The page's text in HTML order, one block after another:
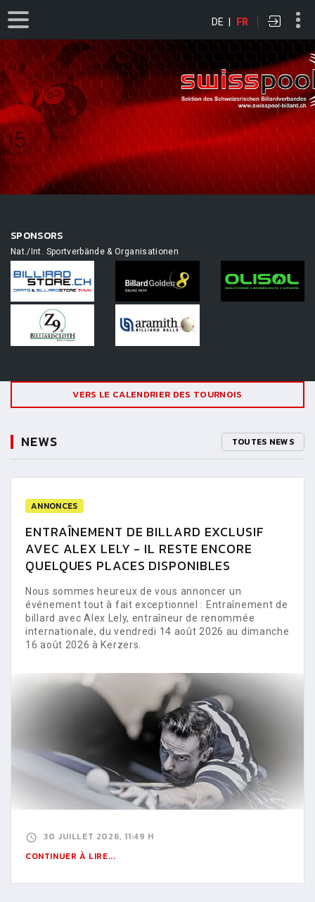
DE | FR
SPONSORS
Nat./Int. Sportverbände & Organisationen
VERS LE CALENDRIER DES TOURNOIS
NEWS TOUTES NEWS
ANNONCES
ENTRAÎNEMENT DE BILLARD EXCLUSIF
AVEC ALEX LELY - IL RESTE ENCORE
QUELQUES PLACES DISPONIBLES
Nous sommes heureux de vous annoncer un
événement tout à fait exceptionnel : Entraînement de
billard avec Alex Lely, entraîneur de renommée
internationale, du vendredi 14 août 2026 au dimanche
16 août 2026 à Kerzers.
30 JUILLET 2026, 11:49 H
CONTINUER À LIRE...